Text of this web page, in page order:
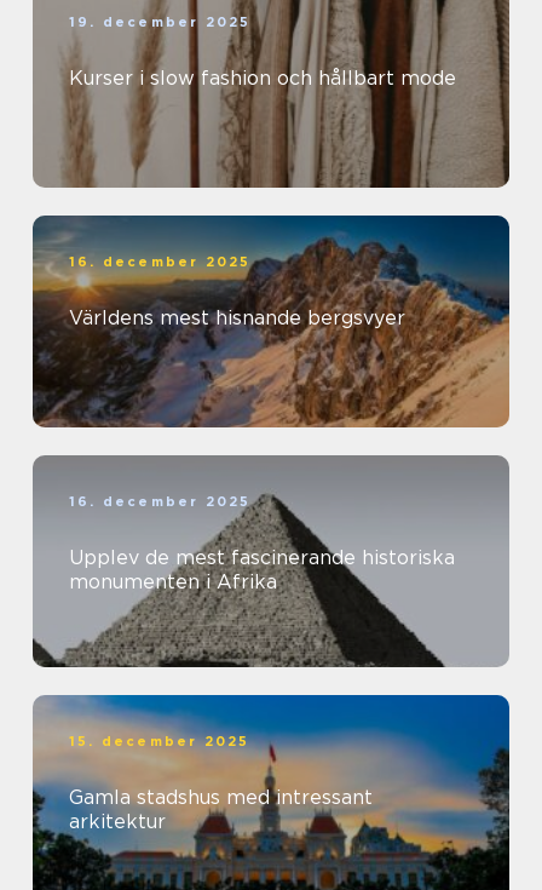
19. december 2025
Kurser i slow fashion och hållbart mode
16. december 2025
Världens mest hisnande bergsvyer
16. december 2025
Upplev de mest fascinerande historiska
monumenten i Afrika
15. december 2025
Gamla stadshus med intressant
arkitektur